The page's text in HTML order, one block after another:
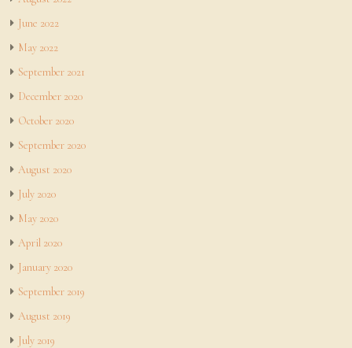
June 2022
May 2022
September 2021
December 2020
October 2020
September 2020
August 2020
July 2020
May 2020
April 2020
January 2020
September 2019
August 2019
July 2019